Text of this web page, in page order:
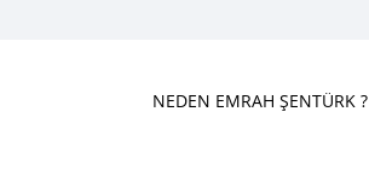
NEDEN EMRAH ŞENTÜRK ?